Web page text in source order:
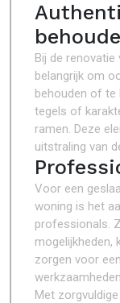
Bij de
belangrijk om
behouden of te
tegels of
ramen. Deze
uitstraling van
Voor een
woning is het
professionals.
mogelijkheden,
zorgen voor
Met